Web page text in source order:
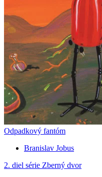
Odpadkový fantóm
Branislav Jobus
2. diel série Zberný dvor